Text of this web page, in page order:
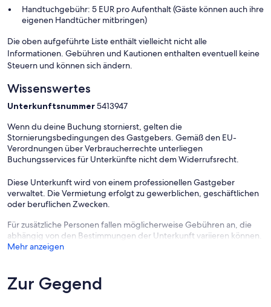
Handtuchgebühr: 5 EUR pro Aufenthalt (Gäste können auch ihre
eigenen Handtücher mitbringen)
Die oben aufgeführte Liste enthält vielleicht nicht alle
Informationen. Gebühren und Kautionen enthalten eventuell keine
Steuern und können sich ändern.
Wissenswertes
Unterkunftsnummer5413947
Wenn du deine Buchung stornierst, gelten die
Stornierungsbedingungen des Gastgebers. Gemäß den EU-
Verordnungen über Verbraucherrechte unterliegen
Buchungsservices für Unterkünfte nicht dem Widerrufsrecht.
Diese Unterkunft wird von einem professionellen Gastgeber
verwaltet. Die Vermietung erfolgt zu gewerblichen, geschäftlichen
oder beruflichen Zwecken.
Für zusätzliche Personen fallen möglicherweise Gebühren an, die
abhängig von den Bestimmungen der Unterkunft variieren können.
Mehr anzeigen
Zur Gegend